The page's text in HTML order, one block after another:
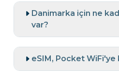
Danimarka için ne
var?
eSIM, Pocket WiFi'ye